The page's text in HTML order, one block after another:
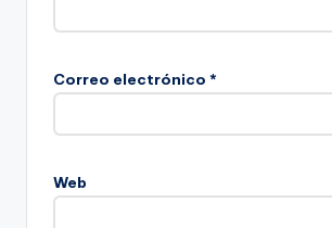
Correo electrónico *
Web